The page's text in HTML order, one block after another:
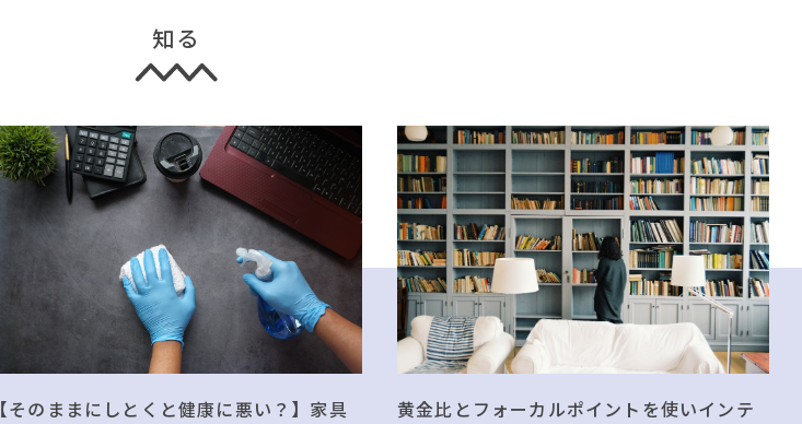
知る
【そのままにしとくと健康に悪い？】家具
黄金比とフォーカルポイントを使いインテ